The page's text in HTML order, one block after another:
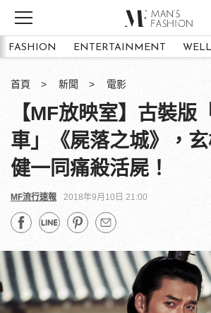
FASHION ENTERTAINMENT
首頁 新聞 電影
【MF放映室】古裝版
車」《屍落之城》，
健一同痛殺活屍！
MF流行速報 2018年9月10日 21:00